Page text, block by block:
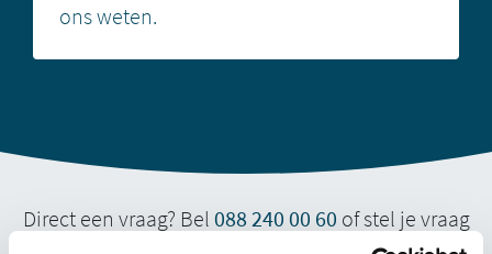
ons weten.
Direct een vraag? Bel 088 240 00 60 of stel je vraag